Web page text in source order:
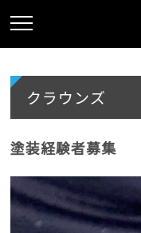
クラウンズ
塗装経験者募集